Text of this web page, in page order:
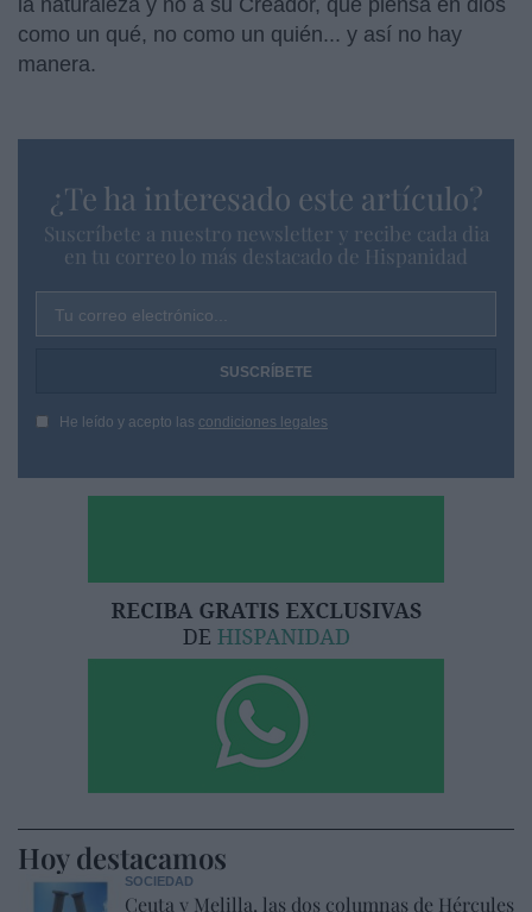
como un qué, no como un quién... y así no hay
manera.
¿Te ha interesado este artículo?
Suscríbete a nuestro newsletter y recibe cada dia
en tu correo lo más destacado de Hispanidad
Tu correo electrónico...
He leído y acepto las condiciones legales
Hoy destacamos
SOCIEDAD
Ceuta y Melilla, las dos columnas de Hércules